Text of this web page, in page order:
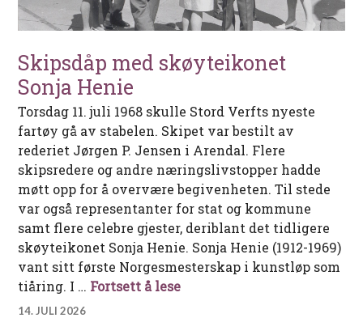
Skipsdåp med skøyteikonet
Sonja Henie
Torsdag 11. juli 1968 skulle Stord Verfts nyeste
fartøy gå av stabelen. Skipet var bestilt av
rederiet Jørgen P. Jensen i Arendal. Flere
skipsredere og andre næringslivstopper hadde
møtt opp for å overvære begivenheten. Til stede
var også representanter for stat og kommune
samt flere celebre gjester, deriblant det tidligere
skøyteikonet Sonja Henie. Sonja Henie (1912-1969)
vant sitt første Norgesmesterskap i kunstløp som
tiåring. I … Fortsett å leseSkipsdåp med
14. JULI 2026